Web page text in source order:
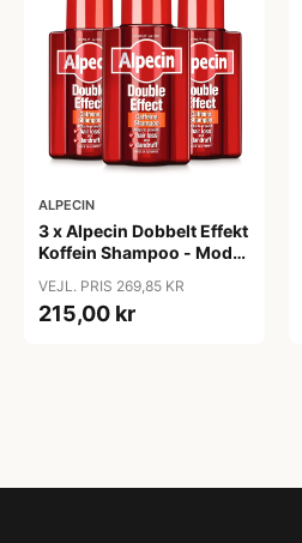
ALPECIN
3 x Alpecin Dobbelt Effekt
Koffein Shampoo - Mod
VEJL. PRIS 269,85 KR
215,00 kr